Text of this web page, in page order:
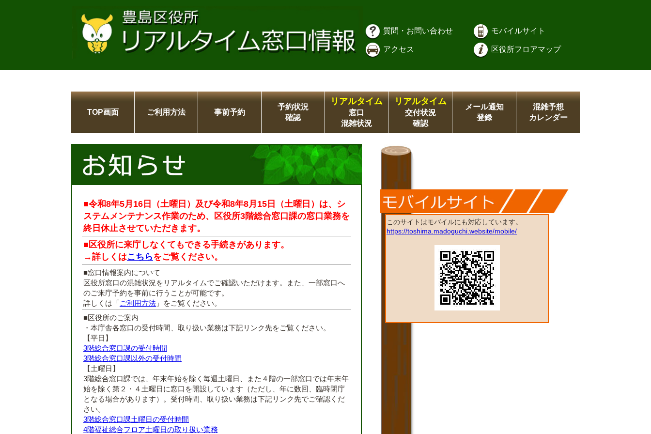
質問・お問い合わせ モバイルサイト
アクセス 区役所フロアマップ
TOP画面 ご利用方法 事前予約
予約状況
確認
リアルタイム
窓口
混雑状況
リアルタイム
交付状況
確認
メール通知
登録
混雑予想
カレンダー
■令和8年5月16日（土曜日）及び令和8年8月15日（土曜日）は、シ
ステムメンテナンス作業のため、区役所3階総合窓口課の窓口業務を
終日休止させていただきます。
■区役所に来庁しなくてもできる手続きがあります。
→詳しくはこちらをご覧ください。
■窓口情報案内について
区役所窓口の混雑状況をリアルタイムでご確認いただけます。また、一部窓口へ
のご来庁予約を事前に行うことが可能です。
詳しくは「ご利用方法 」をご覧ください。
■区役所のご案内
・本庁舎各窓口の受付時間、取り扱い業務は下記リンク先をご覧ください。
【平日】
3階総合窓口課の受付時間
3階総合窓口課以外の受付時間
【土曜日】
3階総合窓口課では、年末年始を除く毎週土曜日、また４階の一部窓口では年末年
始を除く第２・４土曜日に窓口を開設しています（ただし、年に数回、臨時閉庁
となる場合があります）。受付時間、取り扱い業務は下記リンク先でご確認くだ
さい。
3階総合窓口課土曜日の受付時間
4階福祉総合フロア土曜日の取り扱い業務
このサイトはモバイルにも対応しています。
https://toshima.madoguchi.website/mobile/